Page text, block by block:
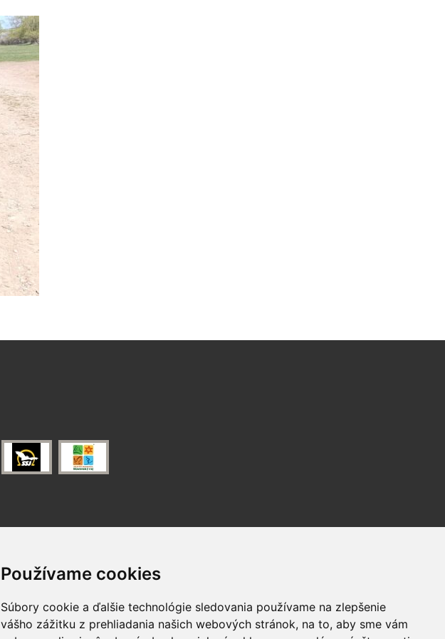
Používame cookies
Súbory cookie a ďalšie technológie sledovania používame na zlepšenie
vášho zážitku z prehliadania našich webových stránok, na to, aby sme vám